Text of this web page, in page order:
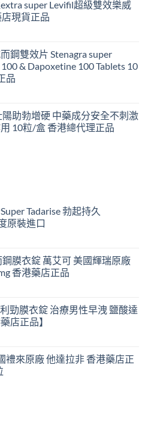
super Levifil超級雙效樂威
現貨正品
鋼雙效片 Stenagra super
& Dapoxetine 100 Tablets 10
品
助勃增硬 中藥成分安全不刺激
10粒/盒 香港總代理正品
Tadarise 勃起持久
原裝進口
膜衣錠 萬艾可 美國輝瑞原廠
香港藥店正品
勁膜衣錠 治療男性早洩 鹽酸達
店正品】
禮來原廠 他達拉非 香港藥店正